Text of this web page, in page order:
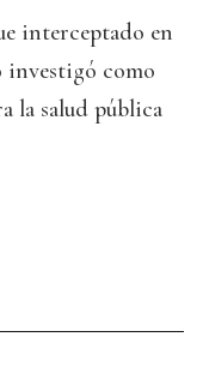
interceptado en
como
la salud pública